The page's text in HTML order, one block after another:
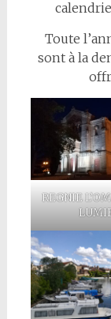
Toute
sont à la
REGNIE